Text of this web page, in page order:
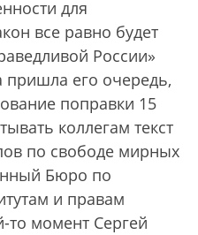
для
все равно будет
России»
его очередь,
поправки 15
коллегам текст
по свободе мирных
Бюро по
и правам
то момент Сергей